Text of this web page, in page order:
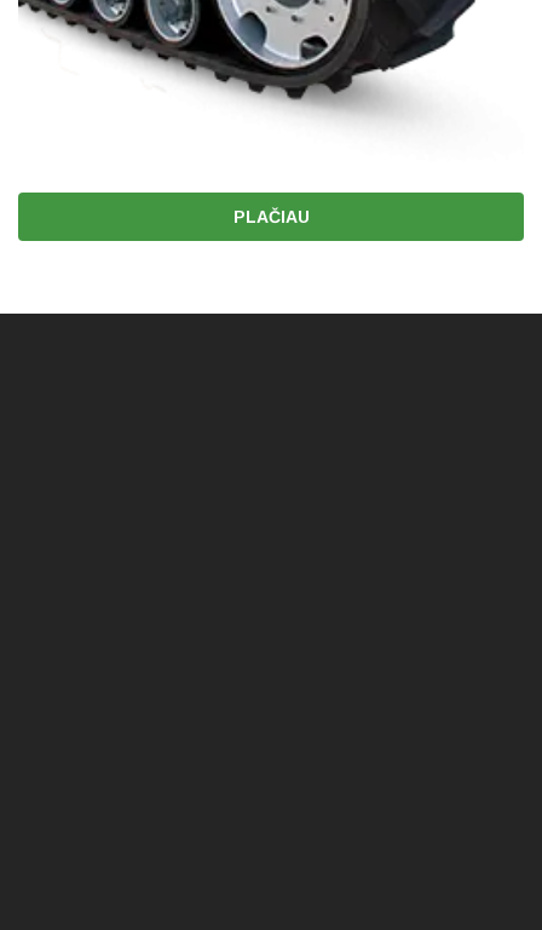
PLAČIAU